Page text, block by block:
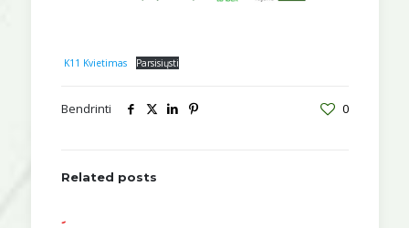
K11 Kvietimas Parsisiųsti
Bendrinti 0
Related posts